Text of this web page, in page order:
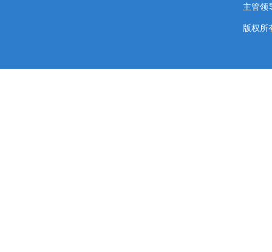
主管
版权